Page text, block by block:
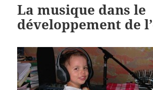
La musique dans le
développement de